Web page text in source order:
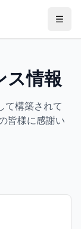
ス情報
て構築されて
皆様に感謝い